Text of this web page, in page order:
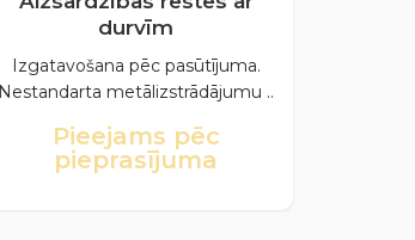
durvīm
Izgatavošana pēc pasūtījuma.
Nestandarta metālizstrādājumu ..
Pieejams pēc
pieprasījuma